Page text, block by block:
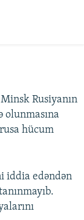
Rusiyanın
hücum
iddia edəndən